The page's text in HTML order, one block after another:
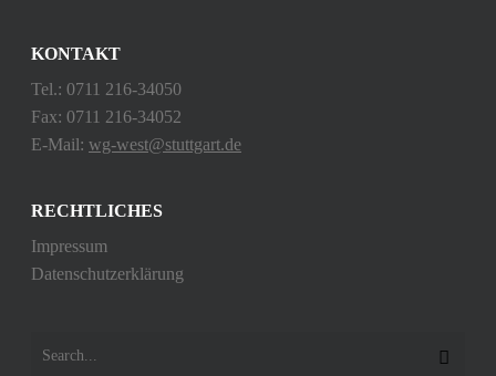
KONTAKT
Tel.: 0711 216-34050
Fax: 0711 216-34052
E-Mail: wg-west@stuttgart.de
RECHTLICHES
Impressum
Datenschutzerklärung